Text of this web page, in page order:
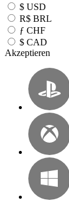
$ USD
R$ BRL
ƒ CHF
$ CAD
Akzeptieren